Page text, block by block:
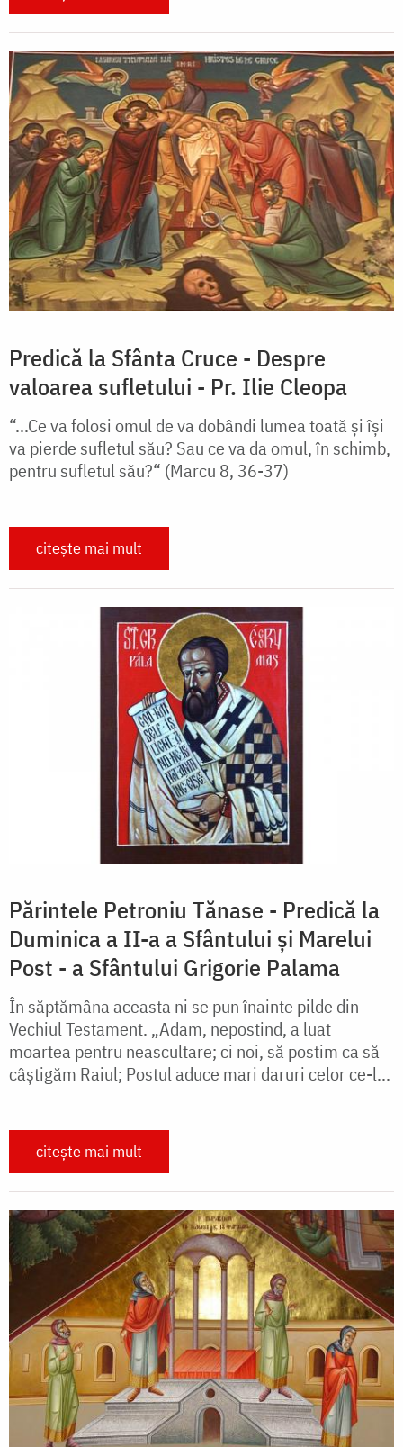
Predică la Sfânta Cruce - Despre
valoarea sufletului - Pr. Ilie Cleopa
“...Ce va folosi omul de va dobândi lumea toată și își
va pierde sufletul său? Sau ce va da omul, în schimb,
pentru sufletul său?“ (Marcu 8, 36-37)
citește mai mult
Părintele Petroniu Tănase - Predică la
Duminica a II-a a Sfântului și Marelui
Post - a Sfântului Grigorie Palama
În săptămâna aceasta ni se pun înainte pilde din
Vechiul Testament. „Adam, nepostind, a luat
moartea pentru neascultare; ci noi, să postim ca să
câștigăm Raiul; Postul aduce mari daruri celor ce-l...
citește mai mult